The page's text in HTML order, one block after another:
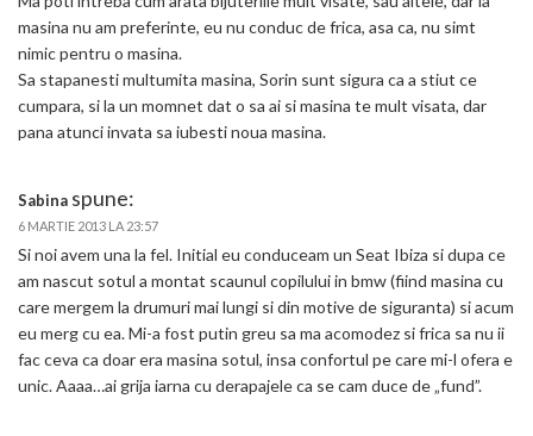
masina nu am preferinte, eu nu conduc de frica, asa ca, nu simt
nimic pentru o masina.
Sa stapanesti multumita masina, Sorin sunt sigura ca a stiut ce
cumpara, si la un momnet dat o sa ai si masina te mult visata, dar
pana atunci invata sa iubesti noua masina.
Sabina spune:
6 MARTIE 2013 LA 23:57
Si noi avem una la fel. Initial eu conduceam un Seat Ibiza si dupa ce
am nascut sotul a montat scaunul copilului in bmw (fiind masina cu
care mergem la drumuri mai lungi si din motive de siguranta) si acum
eu merg cu ea. Mi-a fost putin greu sa ma acomodez si frica sa nu ii
fac ceva ca doar era masina sotul, insa confortul pe care mi-l ofera e
unic. Aaaa…ai grija iarna cu derapajele ca se cam duce de „fund”.